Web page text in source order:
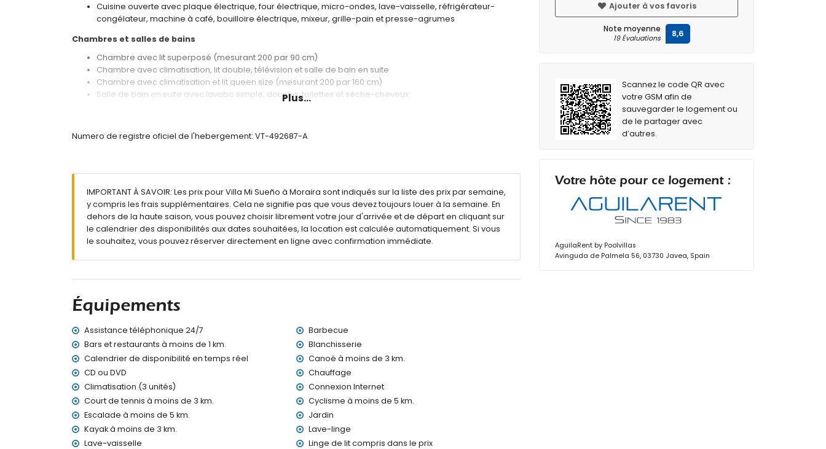
Cuisine ouverte avec plaque électrique, four électrique, micro-ondes, lave-vaisselle, réfrigérateur-
congélateur, machine à café, bouilloire électrique, mixeur, grille-pain et presse-agrumes
Chambres et salles de bains
Chambre avec lit superposé (mesurant 200 par 90 cm)
Chambre avec climatisation, lit double, télévision et salle de bain en suite
Chambre avec climatisation et lit queen size (mesurant 200 par 160 cm)
Salle de bain en suite avec lavabo simple, douche, toilettes et sèche-cheveux
Barbecue
Espace salon extérieur et espace repas extérieur
Place de parking couverte privée et 2 places de parking privées
Informations supplémentaires
Plage la plus proche à 3 kilomètres de la villa
Parc le plus proche à 3 kilomètres de la villa
Deuxième aéroport le plus proche : Valence (> 100 kilomètres)
Transport public à proximité : bus à 3 kilomètres
Animaux non admis
L'hébergement est très adapté aux familles avec enfants
Équipements et services inclus dans le prix de location de la villa
Internet (WiFi)
Aspirateur, fer et planche à repasser
Linge de lit et serviettes
Service de réception et service d'urgence 24 heures
Plus...
Numero de registre oficiel de l'hebergement: VT-492687-A
IMPORTANT À SAVOIR: Les prix pour Villa Mi Sueño à Moraira sont indiqués sur la liste des prix par semaine,
y compris les frais supplémentaires. Cela ne signifie pas que vous devez toujours louer à la semaine. En
dehors de la haute saison, vous pouvez choisir librement votre jour d'arrivée et de départ en cliquant sur
le calendrier des disponibilités aux dates souhaitées, la location est calculée automatiquement. Si vous
le souhaitez, vous pouvez réserver directement en ligne avec confirmation immédiate.
Équipements
Assistance téléphonique 24/7
Barbecue
Bars et restaurants à moins de 1 km.
Blanchisserie
Calendrier de disponibilité en temps réel
Canoë à moins de 3 km.
CD ou DVD
Chauffage
Climatisation (3 unités)
Connexion Internet
Court de tennis à moins de 3 km.
Cyclisme à moins de 5 km.
Escalade à moins de 5 km.
Jardin
Kayak à moins de 3 km.
Lave-linge
Lave-vaisselle
Linge de lit compris dans le prix
Ajouter à vos favoris
Note moyenne
19 Évaluations 8,6
Scannez le code QR avec
votre GSM afin de
sauvegarder le logement ou
de le partager avec
d’autres.
Votre hôte pour ce logement :
AguilaRent by Poolvillas
Avinguda de Palmela 56, 03730 Javea, Spain